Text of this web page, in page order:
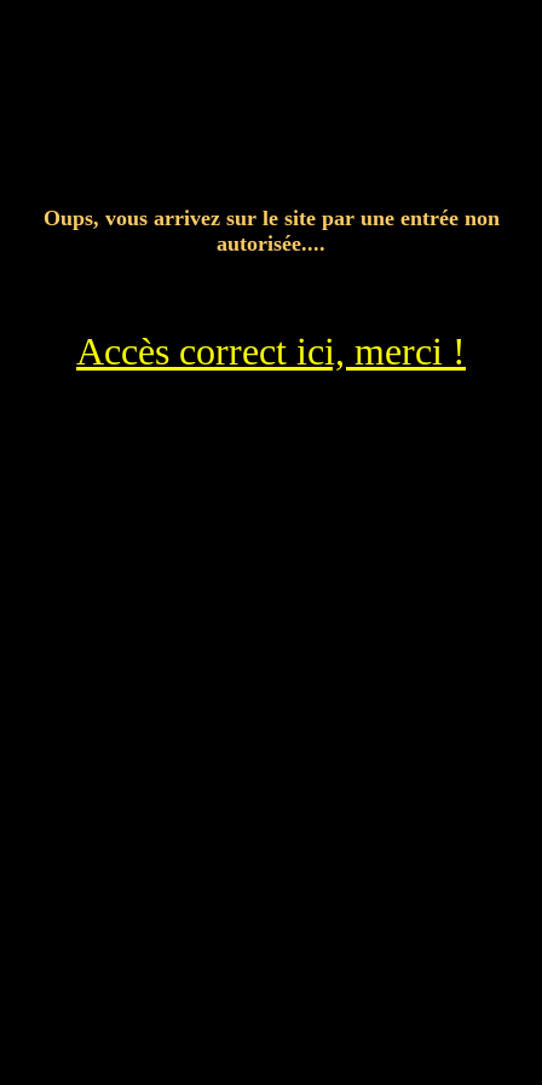
Oups, vous arrivez sur le site par une entrée non
autorisée....
Accès correct ici, merci !